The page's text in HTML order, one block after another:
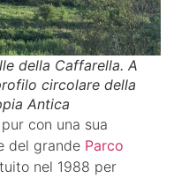
della Caffarella. A
circolare della
Antica
con una sua
del grande Parco
nel 1988 per